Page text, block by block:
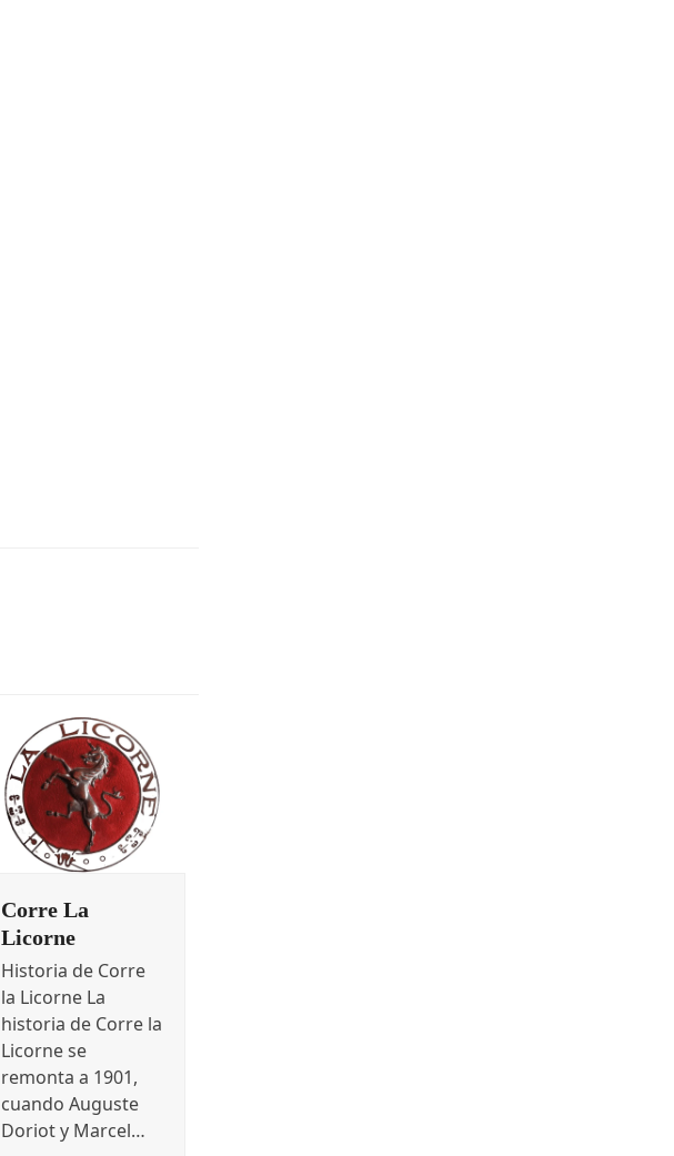
Corre La
Licorne
Historia de Corre
la Licorne La
historia de Corre la
Licorne se
remonta a 1901,
cuando Auguste
Doriot y Marcel…